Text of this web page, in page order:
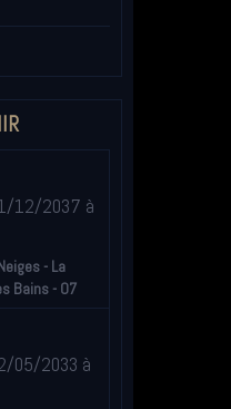
12/2037 à
- La
Bains - 07
05/2033 à